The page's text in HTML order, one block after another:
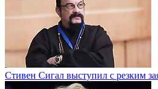
Стивен Сигал выступил с резким